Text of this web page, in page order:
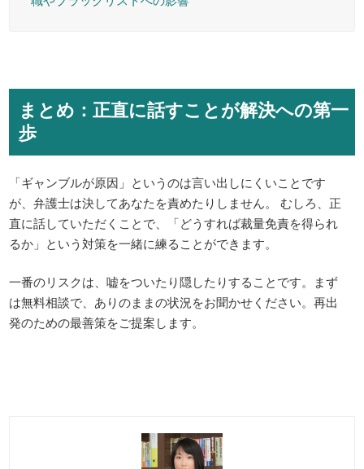
まとめ：正直に話すことが解決への第一
歩
「ギャンブルが原因」というのは言い出しにくいことです
が、弁護士は決してあなたを責めたりしません。 むしろ、正
直に話していただくことで、「どうすれば裁量免責を得られ
るか」という対策を一緒に練ることができます。
一番のリスクは、嘘をついたり隠したりすることです。まず
は無料相談で、ありのままの状況をお聞かせください。再出
発のための最善策をご提案します。